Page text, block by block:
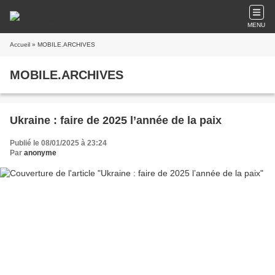
MENU
Accueil » MOBILE.ARCHIVES
MOBILE.ARCHIVES
Ukraine : faire de 2025 l’année de la paix
Publié le 08/01/2025 à 23:24
Par anonyme